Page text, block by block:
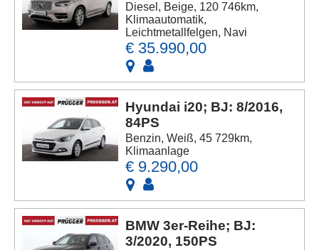
Diesel, Beige, 120 746km,
Klimaautomatik,
Leichtmetallfelgen, Navi
€ 35.990,00
Hyundai i20; BJ: 8/2016,
84PS
Benzin, Weiß, 45 729km,
Klimaanlage
€ 9.290,00
BMW 3er-Reihe; BJ:
3/2020, 150PS